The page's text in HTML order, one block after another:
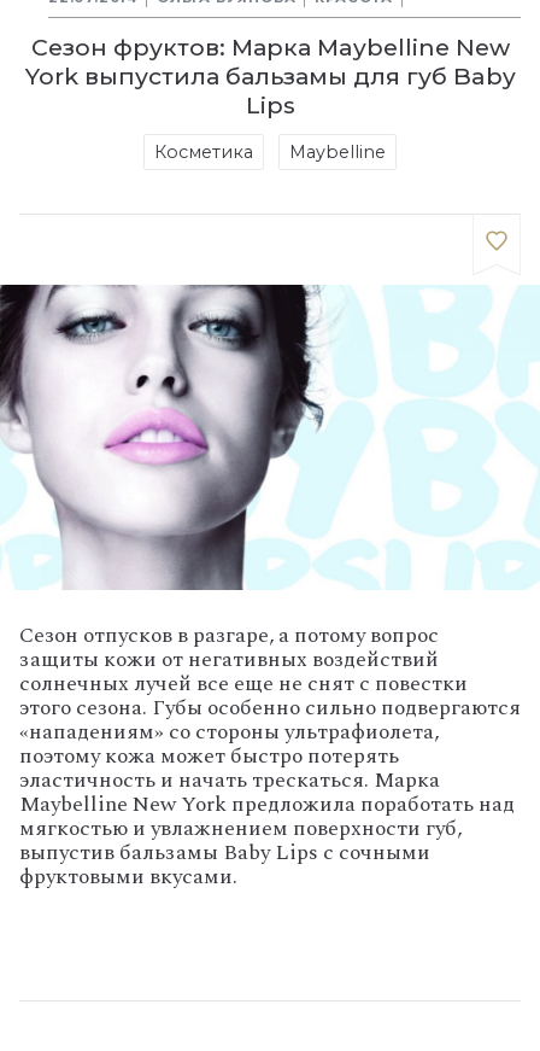
Сезон фруктов: Марка Maybelline New
York выпустила бальзамы для губ Baby
Lips
Косметика Maybelline
Сезон отпусков в разгаре, а потому вопрос
защиты кожи от негативных воздействий
солнечных лучей все еще не снят с повестки
этого сезона. Губы особенно сильно подвергаются
«нападениям» со стороны ультрафиолета,
поэтому кожа может быстро потерять
эластичность и начать трескаться. Марка
Maybelline New York предложила поработать над
мягкостью и увлажнением поверхности губ,
выпустив бальзамы Baby Lips с сочными
фруктовыми вкусами.